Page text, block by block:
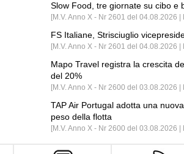
Slow Food, tre giornate su cibo e
[M.V. Anno X - Nr 2601 del 04.08.2026 |
FS Italiane, Strisciuglio
[M.V. Anno X - Nr 2601 del 04.08.2026 |
Mapo Travel registra la crescita
del 20%
[M.V. Anno X - Nr 2600 del 03.08.2026 |
TAP Air Portugal adotta una
peso della flotta
[M.V. Anno X - Nr 2600 del 03.08.2026